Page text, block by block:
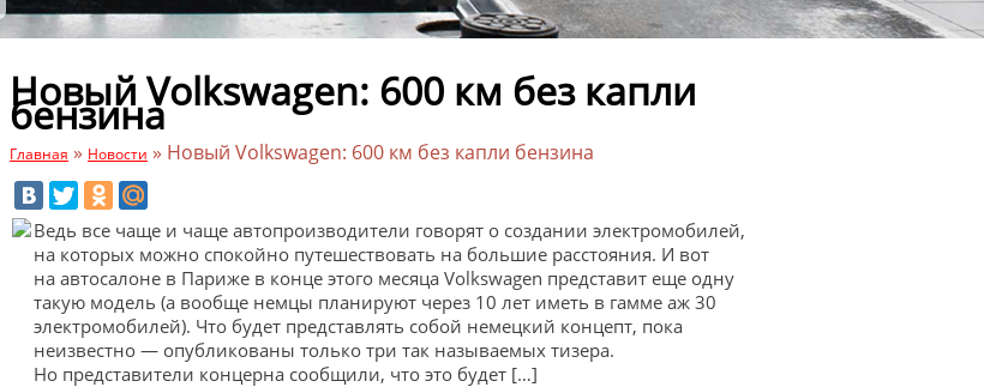
Новый Volkswagen: 600 км без капли
бензина
Главная » Новости » Новый Volkswagen: 600 км без капли бензина
Ведь все чаще и чаще автопроизводители говорят о создании электромобилей,
на которых можно спокойно путешествовать на большие расстояния. И вот
на автосалоне в Париже в конце этого месяца Volkswagen представит еще одну
такую модель (а вообще немцы планируют через 10 лет иметь в гамме аж 30
электромобилей). Что будет представлять собой немецкий концепт, пока
неизвестно — опубликованы только три так называемых тизера.
Но представители концерна сообщили, что это будет […]